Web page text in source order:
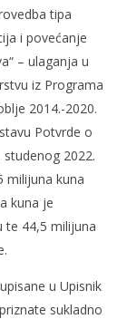
tipa
i povećanje
– ulaganja u
iz Programa
2014.-2020.
Potvrde o
2022.
milijuna kuna
kuna je
te 44,5 milijuna
u Upisnik
sukladno